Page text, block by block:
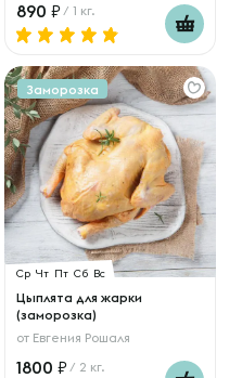
890 / 1 кг.
Заморозка
Ср Чт Пт Сб Вс
Цыплята для жарки
(заморозка)
от Евгения Рошаля
1800 / 2 кг.